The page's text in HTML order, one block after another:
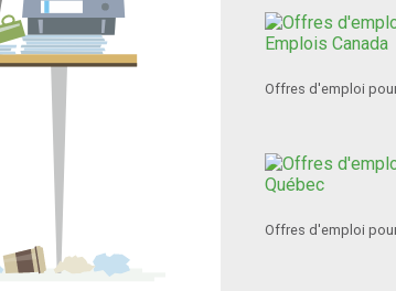
Offres d'emploi
Offres d'emploi